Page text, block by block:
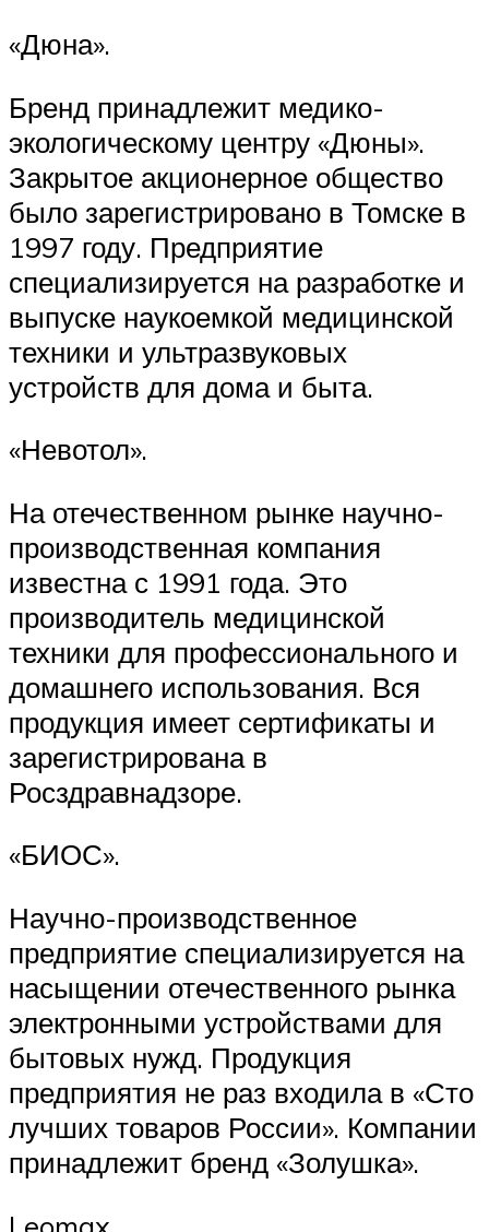
«Дюна».
Бренд принадлежит медико-
экологическому центру «Дюны».
Закрытое акционерное общество
было зарегистрировано в Томске в
1997 году. Предприятие
специализируется на разработке и
выпуске наукоемкой медицинской
техники и ультразвуковых
устройств для дома и быта.
«Невотол».
На отечественном рынке научно-
производственная компания
известна с 1991 года. Это
производитель медицинской
техники для профессионального и
домашнего использования. Вся
продукция имеет сертификаты и
зарегистрирована в
Росздравнадзоре.
«БИОС».
Научно-производственное
предприятие специализируется на
насыщении отечественного рынка
электронными устройствами для
бытовых нужд. Продукция
предприятия не раз входила в «Сто
лучших товаров России». Компании
принадлежит бренд «Золушка».
Leomax.